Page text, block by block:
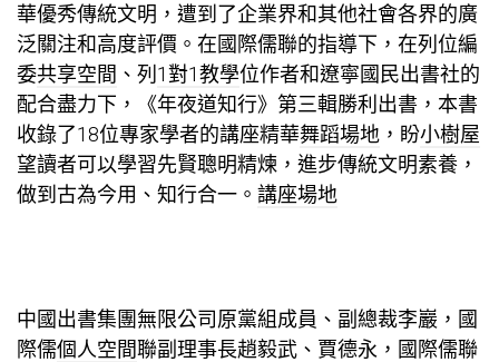
華優秀傳統文明，遭到了企業界和其他社會各界的廣
泛關注和高度評價。在國際儒聯的指導下，在列位編
委共享空間 、列 1對1教學位作者和遼寧國民出書社的
配合盡力下，《年夜道知行》第三輯勝利出書，本書
收錄了18位專家學者的講座精華舞蹈場地 ，盼小樹屋
望讀者可以學習先賢聰明精煉，進步傳統文明素養，
做到古為今用、知行合一。 講座場地
中國出書集團無限公司原黨組成員、副總裁李巖，國
際儒個人空間聯副理事長趙毅武、賈德永，國際儒聯